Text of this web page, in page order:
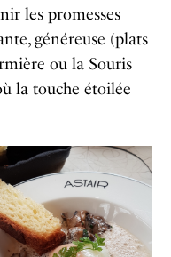
les promesses
généreuse (plats
ou la Souris
la touche étoilée